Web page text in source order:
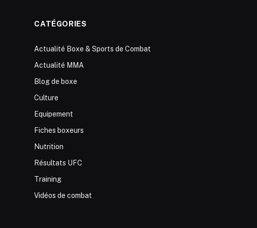
CATÉGORIES
Actualité Boxe & Sports de Combat
Actualité MMA
Blog de boxe
Culture
Equipement
Fiches boxeurs
Nutrition
Résultats UFC
Training
Vidéos de combat